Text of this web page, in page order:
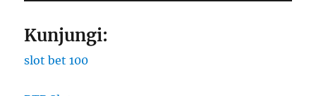
Kunjungi:
slot bet 100